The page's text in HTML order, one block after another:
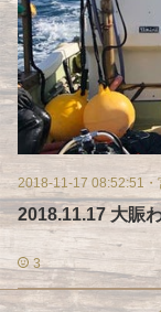
2018-11-17 08:52:51 ・
2018.11.17 大賑
3